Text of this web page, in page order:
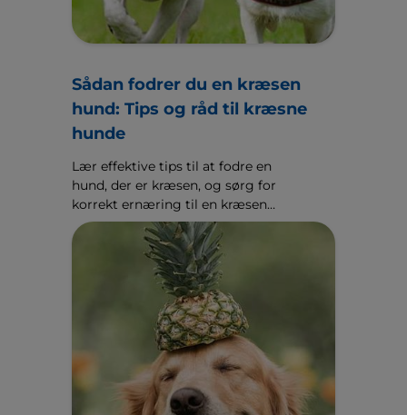
Sådan fodrer du en kræsen
hund: Tips og råd til kræsne
hunde
Lær effektive tips til at fodre en
hund, der er kræsen, og sørg for
korrekt ernæring til en kræsen
spiser. Find tips til hundeforældre
hos Hill's Pet DK.